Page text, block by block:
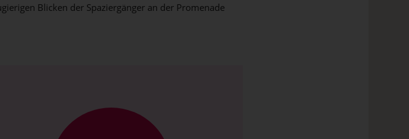
Blicken der Spaziergänger an der Promenade